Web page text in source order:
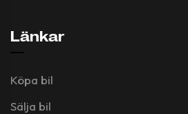
Länkar
Köpa bil
Sälja bil